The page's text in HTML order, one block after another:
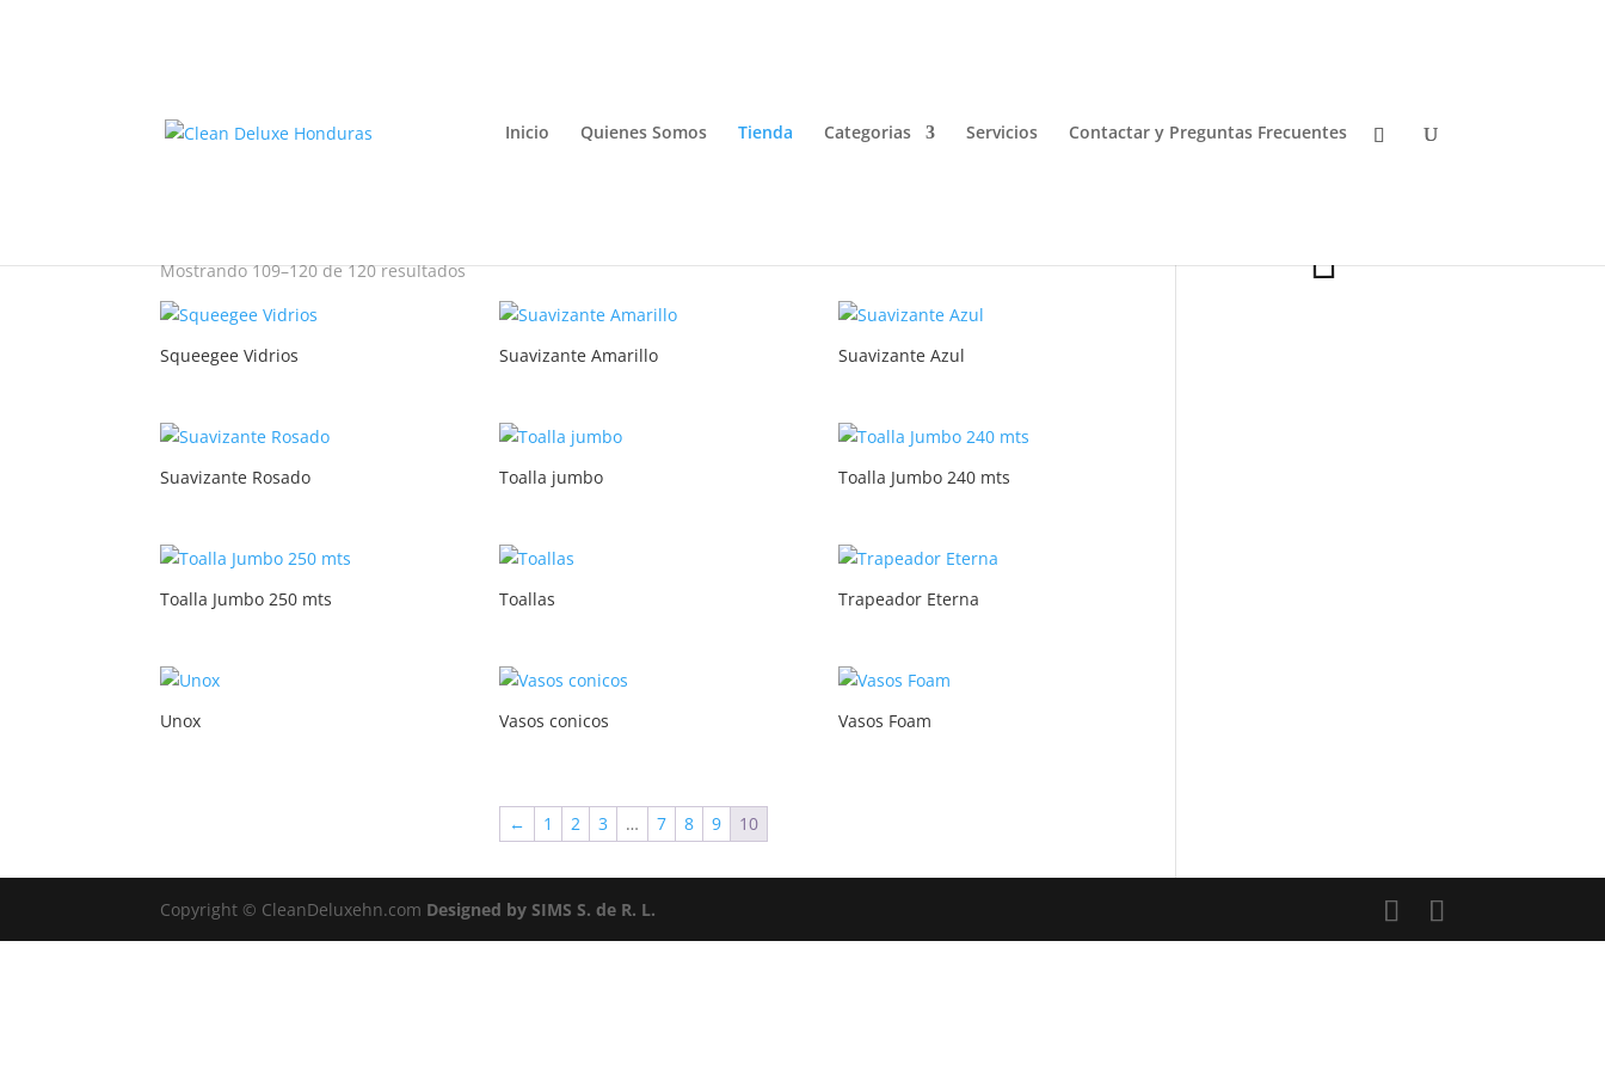
Inicio Quienes Somos Tienda Categorias Servicios Contactar y Preguntas Frecuentes
Mostrando 109–120 de 120 resultados
Squeegee Vidrios Suavizante Amarillo Suavizante Azul
Suavizante Rosado Toalla jumbo Toalla Jumbo 240 mts
Toalla Jumbo 250 mts Toallas Trapeador Eterna
Unox Vasos conicos Vasos Foam
← 1 2 3 … 7 8 9 10
Copyright © CleanDeluxehn.com Designed by SIMS S. de R. L.